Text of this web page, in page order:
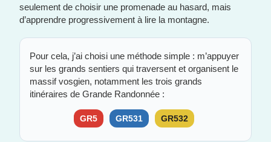
seulement de choisir une promenade au hasard, mais
d’apprendre progressivement à lire la montagne.
Pour cela, j’ai choisi une méthode simple : m’appuyer
sur les grands sentiers qui traversent et organisent le
massif vosgien, notamment les trois grands
itinéraires de Grande Randonnée :
GR5 GR531 GR532